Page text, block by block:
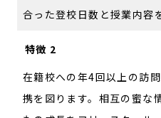
合った登校日数と授業内容
特徴 2
在籍校への年4回以上の訪
携を図ります。相互の蜜な